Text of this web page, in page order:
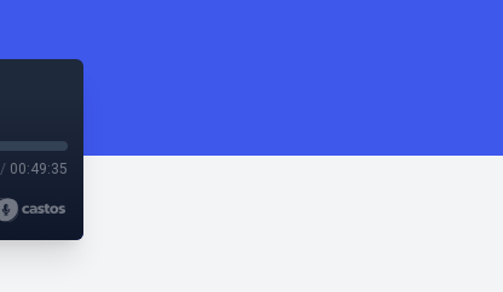
/ 00:49:35